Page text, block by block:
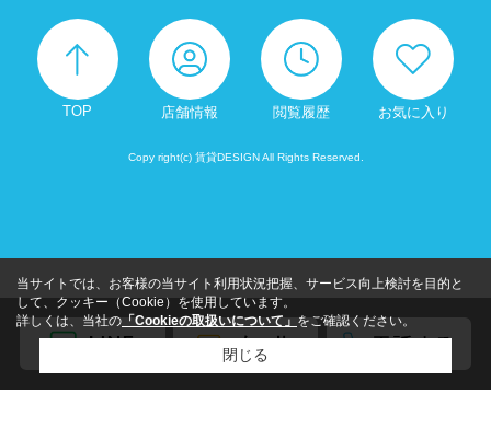
TOP 店舗情報 閲覧履歴 お気に入り
Copy right(c) 賃貸DESIGN All Rights Reserved.
当サイトでは、お客様の当サイト利用状況把握、サービス向上検討を目的と
して、クッキー（Cookie）を使用しています。
詳しくは、当社の 「Cookieの取扱いについて」 をご確認ください。
閉じる